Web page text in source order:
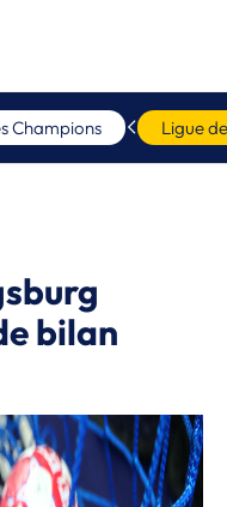
Champions Ligue
bilan